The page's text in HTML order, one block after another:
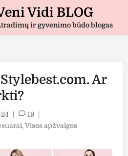
Vidi BLOG
ir gyvenimo būdo blogas
Ar
19
,Visos apžvalgos